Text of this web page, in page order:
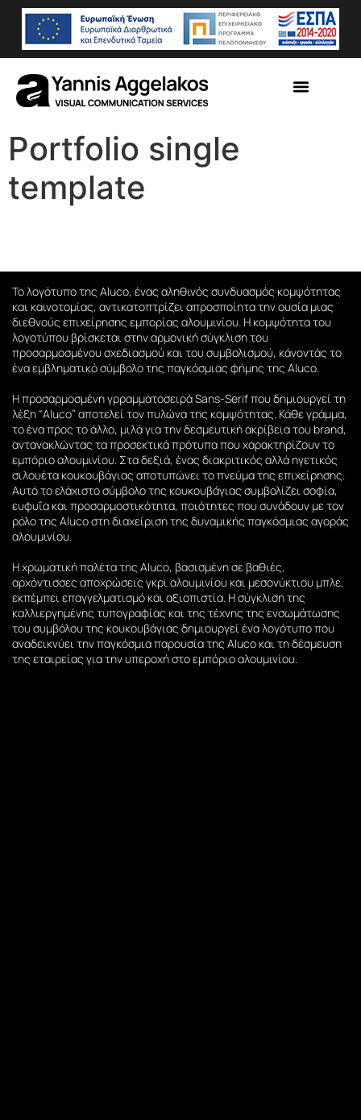
Portfolio single
template
Το λογότυπο της Aluco, ένας αληθινός συνδυασμός κομψότητας
και καινοτομίας, αντικατοπτρίζει απροσποίητα την ουσία μιας
διεθνούς επιχείρησης εμπορίας αλουμινίου. Η κομψότητα του
λογοτύπου βρίσκεται στην αρμονική σύγκλιση του
προσαρμοσμένου σχεδιασμού και του συμβολισμού, κάνοντάς το
ένα εμβληματικό σύμβολο της παγκόσμιας φήμης της Aluco.
Η προσαρμοσμένη γρραμματοσειρά Sans-Serif που δημιουργεί τη
λέξη “Aluco” αποτελεί τον πυλώνα της κομψότητας. Κάθε γράμμα,
το ένα προς το άλλο, μιλά για την δεσμευτική ακρίβεια του brand,
αντανακλώντας τα προσεκτικά πρότυπα που χαρακτηρίζουν το
εμπόριο αλουμινίου. Στα δεξιά, ένας διακριτικός αλλά ηγετικός
σιλουέτα κουκουβάγιας αποτυπώνει το πνεύμα της επιχείρησης.
Αυτό το ελάχιστο σύμβολο της κουκουβάγιας συμβολίζει σοφία,
ευφυΐα και προσαρμοστικότητα, ποιότητες που συνάδουν με τον
ρόλο της Aluco στη διαχείριση της δυναμικής παγκόσμιας αγοράς
αλουμινίου.
Η χρωματική παλέτα της Aluco, βασισμένη σε βαθιές,
αρχόντισσες αποχρώσεις γκρι αλουμινίου και μεσονύκτιου μπλε,
εκπέμπει επαγγελματισμό και αξιοπιστία. Η σύγκλιση της
καλλιεργημένης τυπογραφίας και της τέχνης της ενσωμάτωσης
του συμβόλου της κουκουβάγιας δημιουργεί ένα λογότυπο που
αναδεικνύει την παγκόσμια παρουσία της Aluco και τη δέσμευση
της εταιρείας για την υπεροχή στο εμπόριο αλουμινίου.